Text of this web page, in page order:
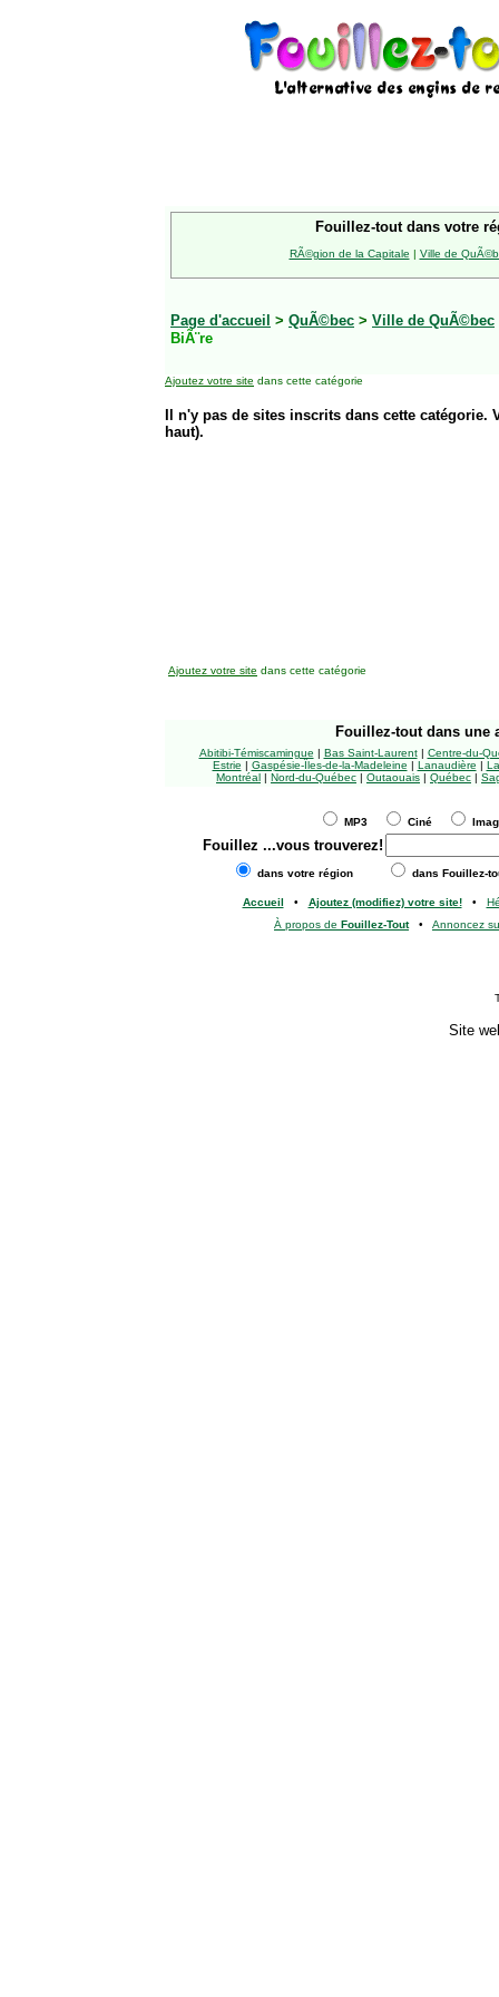
Fouillez-tout dans votre
RÃ©gion de la Capitale | Ville de
Page d'accueil > QuÃ©bec > Ville de QuÃ©bec
BiÃ¨re
Ajoutez votre site dans cette catégorie
Il n'y pas de sites inscrits dans cette
haut).
Ajoutez votre site dans cette catégorie
Fouillez-tout dans une
Abitibi-Témiscamingue | Bas Saint-Laurent| Centre-du-
Estrie | Gaspésie-Îles-de-la-Madeleine | Lanaudière |
Montréal | Nord-du-Québec | Outaouais | Québec |
MP3 Ciné
Fouillez ...vous trouverez!
dans votre région dans Fouillez-
Accueil • Ajoutez (modifiez) votre site!•
À propos de Fouillez-Tout• Annoncez
Site